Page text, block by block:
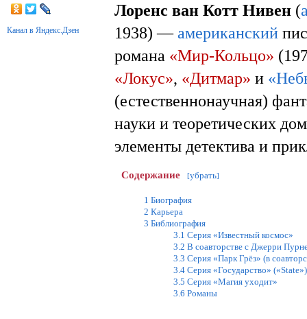
Канал в Яндекс.Дзен
Лоренс ван Котт Нивен (
1938) — американский
романа «Мир-Кольцо»
«Локус», «Дитмар» и
(естественнонаучная)
науки и теоретических
элементы детектива и
Содержание [убрать]
1 Биография
2 Карьера
3 Библиография
3.1 Серия «Известный космос»
3.2 В соавторстве с Джерри
3.3 Серия «Парк Грёз» (в
3.4 Серия «Государство» («State»)
3.5 Серия «Магия уходит»
3.6 Романы